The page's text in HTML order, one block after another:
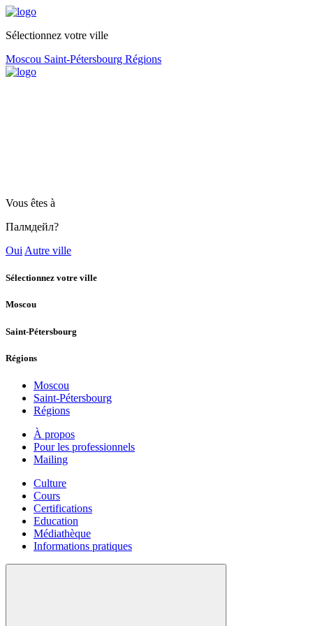
Sélectionnez votre ville
Moscou Saint-Pétersbourg Régions
Vous êtes à
Палмдейл?
Oui Autre ville
Sélectionnez votre ville
Moscou
Saint-Pétersbourg
Régions
Moscou
Saint-Pétersbourg
Régions
À propos
Pour les professionnels
Mailing
Culture
Cours
Certifications
Education
Médiathèque
Informations pratiques